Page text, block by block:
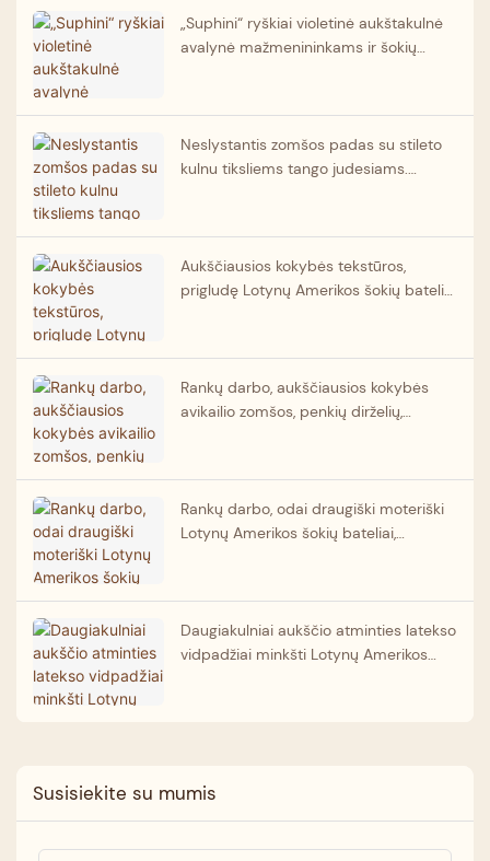
„Suphini“ ryškiai violetinė aukštakulnė
avalynė mažmenininkams ir šokių
Neslystantis zomšos padas su stileto
kulnu tiksliems tango judesiams.
Aukščiausios kokybės tekstūros,
prigludę Lotynų Amerikos šokių bateliai
tiekėjas.
Rankų darbo, aukščiausios kokybės
avikailio zomšos, penkių dirželių,
Rankų darbo, odai draugiški moteriški
Lotynų Amerikos šokių bateliai,
Daugiakulniai aukščio atminties latekso
vidpadžiai minkšti Lotynų Amerikos
Susisiekite su mumis